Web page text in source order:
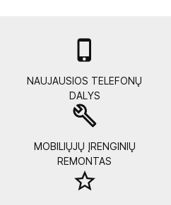

NAUJAUSIOS TELEFONŲ
DALYS
build
MOBILIŲJŲ ĮRENGINIŲ
REMONTAS
star_border